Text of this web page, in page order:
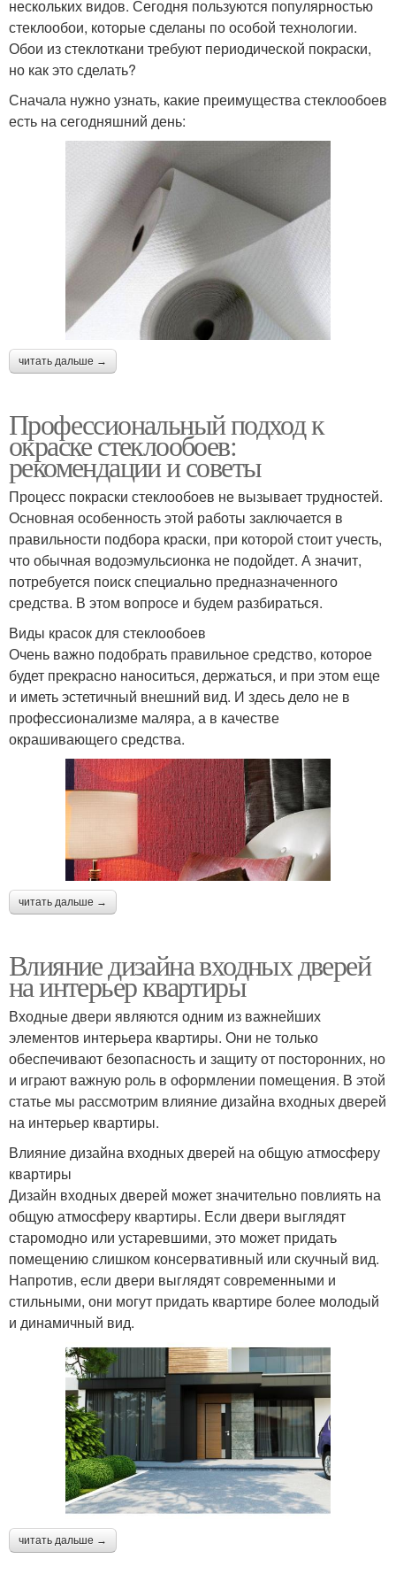
нескольких видов. Сегодня пользуются популярностью
стеклообои, которые сделаны по особой технологии.
Обои из стеклоткани требуют периодической покраски,
но как это сделать?
Сначала нужно узнать, какие преимущества стеклообоев
есть на сегодняшний день:
читать дальше →
Профессиональный подход к
окраске стеклообоев:
рекомендации и советы
Процесс покраски стеклообоев не вызывает трудностей.
Основная особенность этой работы заключается в
правильности подбора краски, при которой стоит учесть,
что обычная водоэмульсионка не подойдет. А значит,
потребуется поиск специально предназначенного
средства. В этом вопросе и будем разбираться.
Виды красок для стеклообоев
Очень важно подобрать правильное средство, которое
будет прекрасно наноситься, держаться, и при этом еще
и иметь эстетичный внешний вид. И здесь дело не в
профессионализме маляра, а в качестве
окрашивающего средства.
читать дальше →
Влияние дизайна входных дверей
на интерьер квартиры
Входные двери являются одним из важнейших
элементов интерьера квартиры. Они не только
обеспечивают безопасность и защиту от посторонних, но
и играют важную роль в оформлении помещения. В этой
статье мы рассмотрим влияние дизайна входных дверей
на интерьер квартиры.
Влияние дизайна входных дверей на общую атмосферу
квартиры
Дизайн входных дверей может значительно повлиять на
общую атмосферу квартиры. Если двери выглядят
старомодно или устаревшими, это может придать
помещению слишком консервативный или скучный вид.
Напротив, если двери выглядят современными и
стильными, они могут придать квартире более молодый
и динамичный вид.
читать дальше →